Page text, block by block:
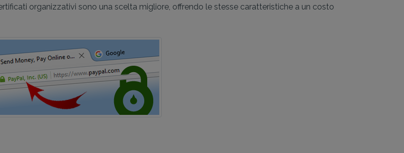
organizzativi sono una scelta migliore, offrendo le stesse caratteristiche a un costo